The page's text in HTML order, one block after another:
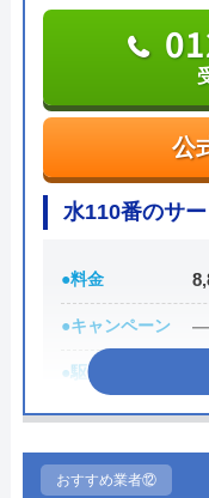
株式会社 西
※クチコミの内容につい
は
公
水110番のサ
●料金
●キャンペーン ―
●駆けつけ時間
●受付時間
●定休日
おすすめ業者⑫